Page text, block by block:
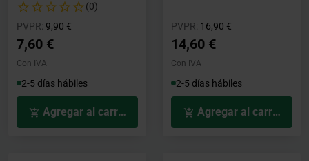
(0)
PVPR: Precio rebajado desde
9,90 €
7,60 €
Con IVA
2-5 días hábiles
Agregar al carrito
PVPR: Precio rebajado desde
16,90 €
14,60 €
Con IVA
2-5 días hábiles
Agregar al carrito